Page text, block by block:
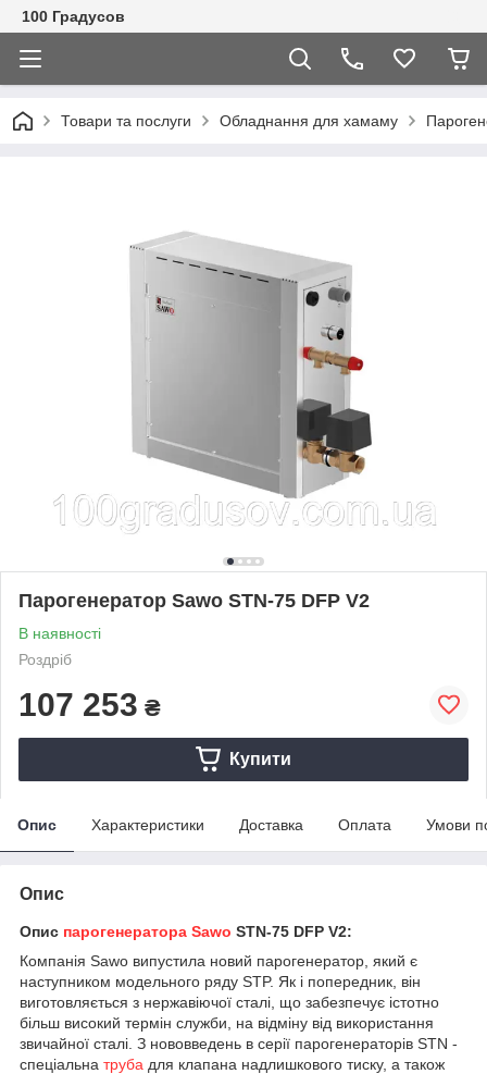
100 Градусов
Товари та послуги Обладнання для хамаму
Парогенератор Sawo STN-75 DFP V2
В наявності
Роздріб
107 253 ₴
Купити
Опис Характеристики Доставка Оплата Умови
Опис
Опис парогенератора Sawo STN-75 DFP V2:
Компанія Sawo випустила новий парогенератор, який є
наступником модельного ряду STP. Як і попередник, він
виготовляється з нержавіючої сталі, що забезпечує істотно
більш високий термін служби, на відміну від використання
звичайної сталі. З нововведень в серії парогенераторів STN -
спеціальна труба для клапана надлишкового тиску, а також